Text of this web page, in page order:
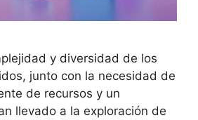
y diversidad de los
junto con la necesidad de
de recursos y un
llevado a la exploración de